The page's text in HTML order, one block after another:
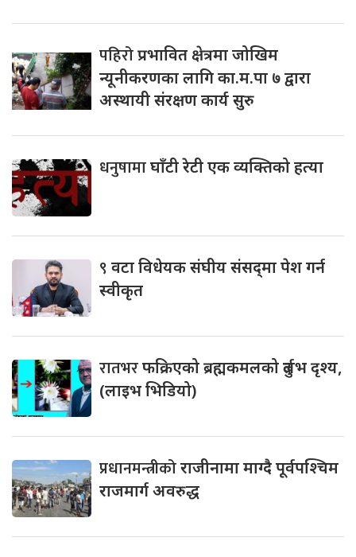
पहिरोप्रभावित क्षेत्रमा जोखिम
न्यूनीकरणका लागि का.म.पा ७ द्वारा
अस्थायी संरक्षण कार्य सुरु
धनुषामाघाँटी रेटी एक व्यक्तिको हत्या
९ वटा विधेयक संघीय संसद्‌मा पेश गर्न
स्वीकृत
रातभरफक्रिएको ब्रह्मकमलको दुर्लभ दृश्य,
(लाइभ भिडियो)
प्रधानमन्त्रीकोराजीनामा माग्दै पूर्वपश्चिम
राजमार्ग अवरुद्ध